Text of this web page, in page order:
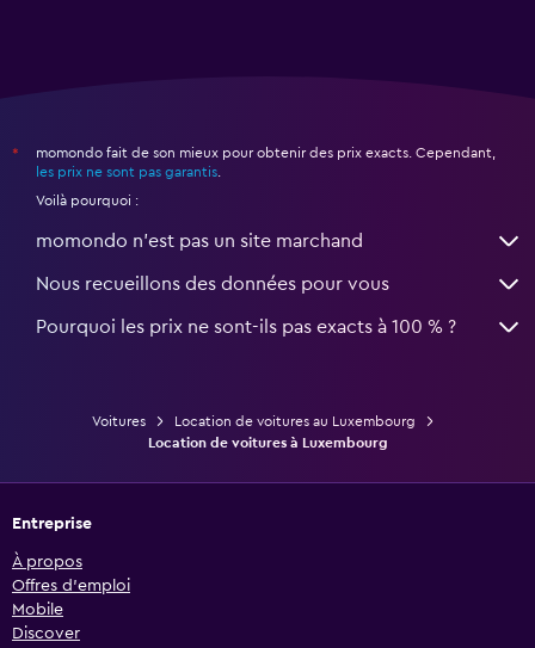
*
momondo fait de son mieux pour obtenir des prix exacts. Cependant,
les prix ne sont pas garantis
Voilà pourquoi :
momondo n'est pas un site marchand
Nous recueillons des données pour vous
Pourquoi les prix ne sont-ils pas exacts à 100 % ?
Voitures
Location de voitures au Luxembourg
Location de voitures à Luxembourg
Entreprise
À propos
Offres d’emploi
Mobile
Discover